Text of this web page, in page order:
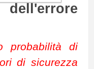
probabilità di
di sicurezza